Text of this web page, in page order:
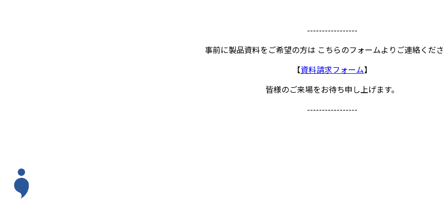
-----------------
事前に製品資料をご希望の方は こちらのフォームよりご連絡くだ
【資料請求フォーム】
皆様のご来場をお待ち申し上げます。
-----------------